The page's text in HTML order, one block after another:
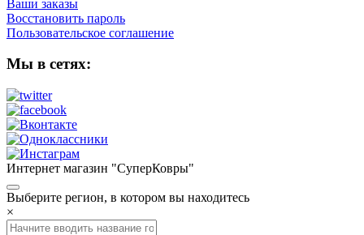
Ваши заказы
Восстановить пароль
Пользовательское соглашение
Мы в сетях:
Интернет магазин "СуперКовры"
Выберите регион, в котором вы находитесь
×